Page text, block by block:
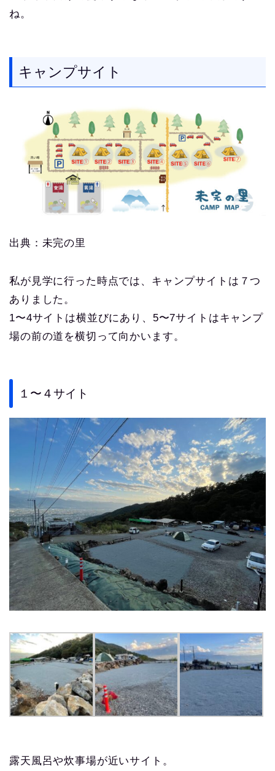
ね。
キャンプサイト
出典：未完の里
私が見学に行った時点では、キャンプサイトは７つ
ありました。
1〜4サイトは横並びにあり、5〜7サイトはキャンプ
場の前の道を横切って向かいます。
１〜４サイト
露天風呂や炊事場が近いサイト。